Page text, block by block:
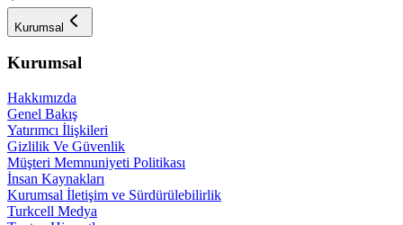
Kurumsal
Kurumsal
Hakkımızda
Genel Bakış
Yatırımcı İlişkileri
Gizlilik Ve Güvenlik
Müşteri Memnuniyeti Politikası
İnsan Kaynakları
Kurumsal İletişim ve Sürdürülebilirlik
Turkcell Medya